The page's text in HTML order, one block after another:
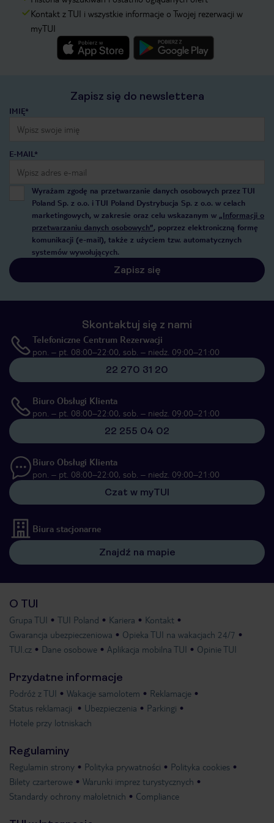
Kontakt z TUI i wszystkie informacje o Twojej rezerwacji w
myTUI
Zapisz się do newslettera
IMIĘ*
E-MAIL*
Wyrażam zgodę na przetwarzanie danych osobowych przez TUI
Poland Sp. z o.o. i TUI Poland Dystrybucja Sp. z o.o. w celach
marketingowych, w zakresie oraz celu wskazanym w „Informacji o
przetwarzaniu danych osobowych”, poprzez elektroniczną formę
komunikacji (e-mail), także z użyciem tzw. automatycznych
systemów wywołujących.
Zapisz się
Skontaktuj się z nami
Telefoniczne Centrum Rezerwacji
pon. – pt. 08:00–22:00, sob. – niedz. 09:00–21:00
22 270 31 20
Biuro Obsługi Klienta
pon. – pt. 08:00–22:00, sob. – niedz. 09:00–21:00
22 255 04 02
Biuro Obsługi Klienta
pon. – pt. 08:00–22:00, sob. – niedz. 09:00–21:00
Czat w myTUI
Biura stacjonarne
Znajdź na mapie
O TUI
Grupa TUI TUI Poland Kariera
Kontakt
Gwarancja ubezpieczeniowa
Opieka TUI na wakacjach 24/7
TUI.cz
Dane osobowe Aplikacja mobilna TUI Opinie TUI
Przydatne informacje
Podróż z TUI Wakacje samolotem
Reklamacje
Status reklamacji
Ubezpieczenia
Parkingi
Hotele przy lotniskach
Regulaminy
Regulamin strony Polityka prywatności
Polityka cookies
Bilety czarterowe
Warunki imprez turystycznych
Standardy ochrony małoletnich
Compliance